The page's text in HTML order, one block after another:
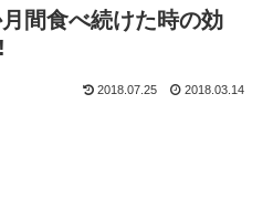
間食べ続けた時の効
2018.07.25 2018.03.14